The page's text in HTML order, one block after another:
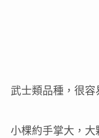
武士類品種，很容
小棵約手掌大，大